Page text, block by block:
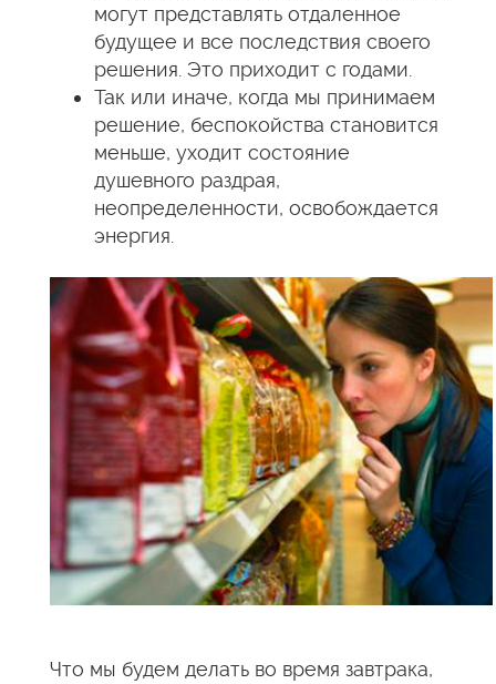
могут представлять отдаленное
будущее и все последствия своего
решения. Это приходит с годами.
Так или иначе, когда мы принимаем
решение, беспокойства становится
меньше, уходит состояние
душевного раздрая,
неопределенности, освобождается
энергия.
Что мы будем делать во время завтрака,